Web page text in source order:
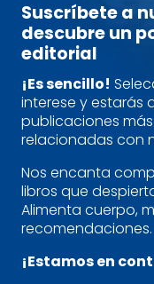
Suscríbete a
descubre un
editorial
¡Es sencillo!
interese y estarás
publicaciones
relacionadas con
Nos encanta
libros que
Alimenta cuerpo,
recomendaciones.
¡Estamos en